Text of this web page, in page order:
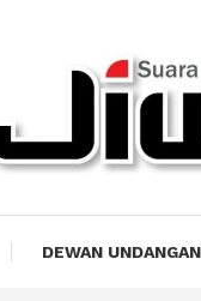
DEWAN